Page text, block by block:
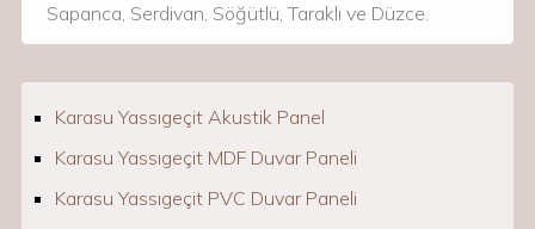
Sapanca, Serdivan, Söğütlü, Taraklı ve Düzce.
Karasu Yassıgeçit Akustik Panel
Karasu Yassıgeçit MDF Duvar Paneli
Karasu Yassıgeçit PVC Duvar Paneli